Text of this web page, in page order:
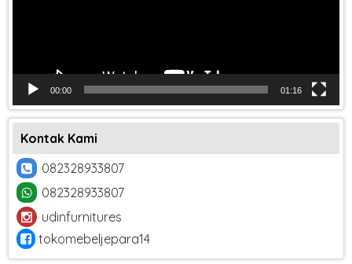
00:00 01:16
Kontak Kami
082328933807
082328933807
udinfurnitures
tokomebeljepara14